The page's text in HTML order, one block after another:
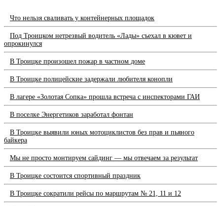
Что нельзя сваливать у контейнерных площадок
Под Троицком нетрезвый водитель «Лады» съехал в кювет и
опрокинулся
В Троицке произошел пожар в частном доме
В Троицке полицейские задержали любителя конопли
В лагере «Золотая Сопка» прошла встреча с инспекторами ГАИ
В поселке Энергетиков заработал фонтан
В Троицке выявили юных мотоциклистов без прав и пьяного
байкера
Мы не просто монтируем сайдинг — мы отвечаем за результат
В Троицке состоится спортивный праздник
В Троицке сократили рейсы по маршрутам № 21, 11 и 12